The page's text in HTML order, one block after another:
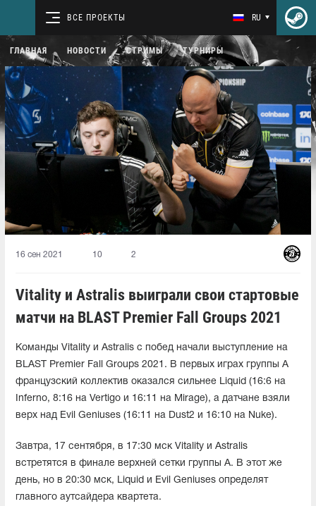
ВСЕ ПРОЕКТЫ RU
ГЛАВНАЯ НОВОСТИ СТРИМЫ ТУРНИРЫ
16 сен 2021 10 2
Vitality и Astralis выиграли свои стартовые
матчи на BLAST Premier Fall Groups 2021
Команды Vitality и Astralis с побед начали выступление на
BLAST Premier Fall Groups 2021. В первых играх группы A
французский коллектив оказался сильнее Liquid (16:6 на
Inferno, 8:16 на Vertigo и 16:11 на Mirage), а датчане взяли
верх над Evil Geniuses (16:11 на Dust2 и 16:10 на Nuke).
Завтра, 17 сентября, в 17:30 мск Vitality и Astralis
встретятся в финале верхней сетки группы A. В этот же
день, но в 20:30 мск, Liquid и Evil Geniuses определят
главного аутсайдера квартета.